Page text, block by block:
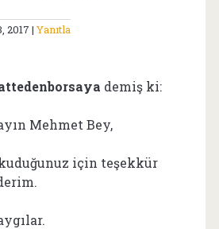
2017 Yanıtla
demiş ki:
Mehmet Bey,
için teşekkür